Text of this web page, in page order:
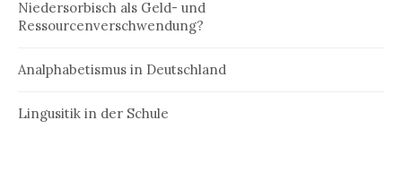
Niedersorbisch als Geld- und
Ressourcenverschwendung?
Analphabetismus in Deutschland
Lingusitik in der Schule